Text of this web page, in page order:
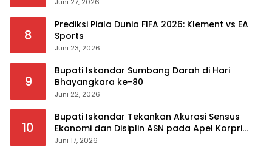
Juni 27, 2026
8
Prediksi Piala Dunia FIFA 2026: Klement vs EA
Sports
Juni 23, 2026
9
Bupati Iskandar Sumbang Darah di Hari
Bhayangkara ke-80
Juni 22, 2026
10
Bupati Iskandar Tekankan Akurasi Sensus
Ekonomi dan Disiplin ASN pada Apel Korpri
Pemkab Bolsel
Juni 17, 2026